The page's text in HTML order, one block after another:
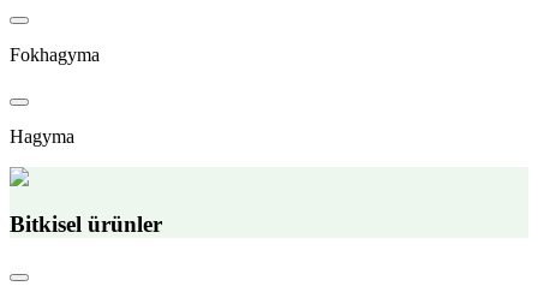
Fokhagyma
Hagyma
Bitkisel ürünler